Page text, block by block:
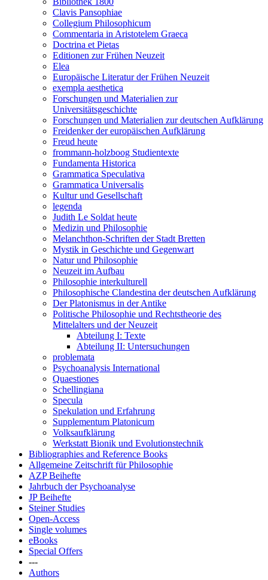
Clavis Pansophiae
Collegium Philosophicum
Commentaria in Aristotelem Graeca
Doctrina et Pietas
Editionen zur Frühen Neuzeit
Elea
Europäische Literatur der Frühen Neuzeit
exempla aesthetica
Forschungen und Materialien zur
Universitätsgeschichte
Forschungen und Materialien zur deutschen Aufklärung
Freidenker der europäischen Aufklärung
Freud heute
frommann-holzboog Studientexte
Fundamenta Historica
Grammatica Speculativa
Grammatica Universalis
Kultur und Gesellschaft
legenda
Judith Le Soldat heute
Medizin und Philosophie
Melanchthon-Schriften der Stadt Bretten
Mystik in Geschichte und Gegenwart
Natur und Philosophie
Neuzeit im Aufbau
Philosophie interkulturell
Philosophische Clandestina der deutschen Aufklärung
Der Platonismus in der Antike
Politische Philosophie und Rechtstheorie des
Mittelalters und der Neuzeit
Abteilung I: Texte
Abteilung II: Untersuchungen
problemata
Psychoanalysis International
Quaestiones
Schellingiana
Specula
Spekulation und Erfahrung
Supplementum Platonicum
Volksaufklärung
Werkstatt Bionik und Evolutionstechnik
Bibliographies and Reference Books
Allgemeine Zeitschrift für Philosophie
AZP Beihefte
Jahrbuch der Psychoanalyse
JP Beihefte
Steiner Studies
Open-Access
Single volumes
eBooks
Special Offers
---
Authors